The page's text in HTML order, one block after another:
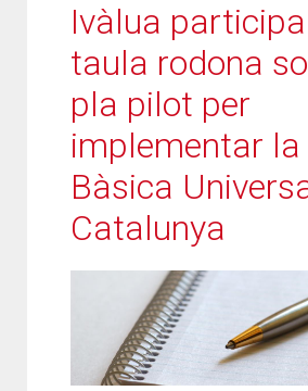
Ivàlua
taula rodona
pla pilot per
implementar la
Bàsica
Catalunya